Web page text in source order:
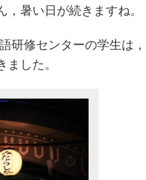
暑い日が続きますね。
研修センターの学生は
した。